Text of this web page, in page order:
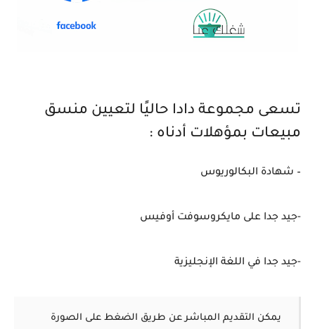
تسعى مجموعة دادا حاليًا لتعيين منسق
مبيعات بمؤهلات أدناه :
– شهادة البكالوريوس
-جيد جدا على مايكروسوفت أوفيس
-جيد جدا في اللغة الإنجليزية
يمكن التقديم المباشر عن طريق الضغط على الصورة